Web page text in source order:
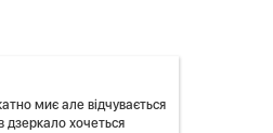
миє але відчувається
дзеркало хочеться